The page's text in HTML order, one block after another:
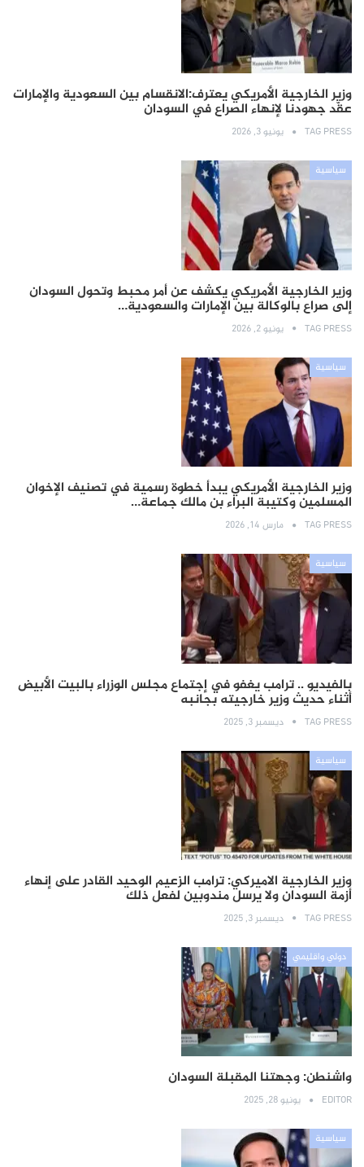
وزير الخارجية الأمريكي يعترف:الانقسام بين السعودية والإمارات
عقّد جهودنا لإنهاء الصراع في السودان
TAG PRESS يونيو 3, 2026
سياسية
وزير الخارجية الأمريكي يكشف عن أمر محبط وتحول السودان
إلى صراع بالوكالة بين الإمارات والسعودية…
TAG PRESS يونيو 2, 2026
سياسية
وزير الخارجية الأمريكي يبدأ خطوة رسمية في تصنيف الإخوان
المسلمين وكتيبة البراء بن مالك جماعة…
TAG PRESS مارس 14, 2026
سياسية
بالفيديو .. ترامب يغفو في إجتماع مجلس الوزراء بالبيت الأبيض
أثناء حديث وزير خارجيته بجانبه
TAG PRESS ديسمبر 3, 2025
سياسية
وزير الخارجية الاميركي: ترامب الزعيم الوحيد القادر على إنهاء
أزمة السودان ولا يرسل مندوبين لفعل ذلك
TAG PRESS ديسمبر 3, 2025
دولي واقليمي
واشنطن: وجهتنا المقبلة السودان
EDITOR يونيو 28, 2025
سياسية